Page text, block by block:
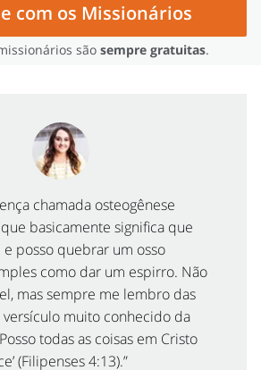
são sempre gratuitas.
com os Missionários
chamada osteogênese
basicamente significa que
posso quebrar um osso
como dar um espirro. Não
mas sempre me lembro das
versículo muito conhecido da
todas as coisas em Cristo
(Filipenses 4:13).”